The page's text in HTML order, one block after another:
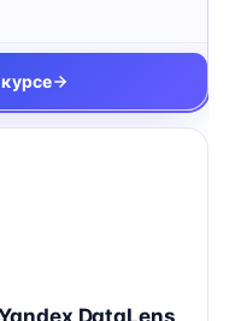
DataLens